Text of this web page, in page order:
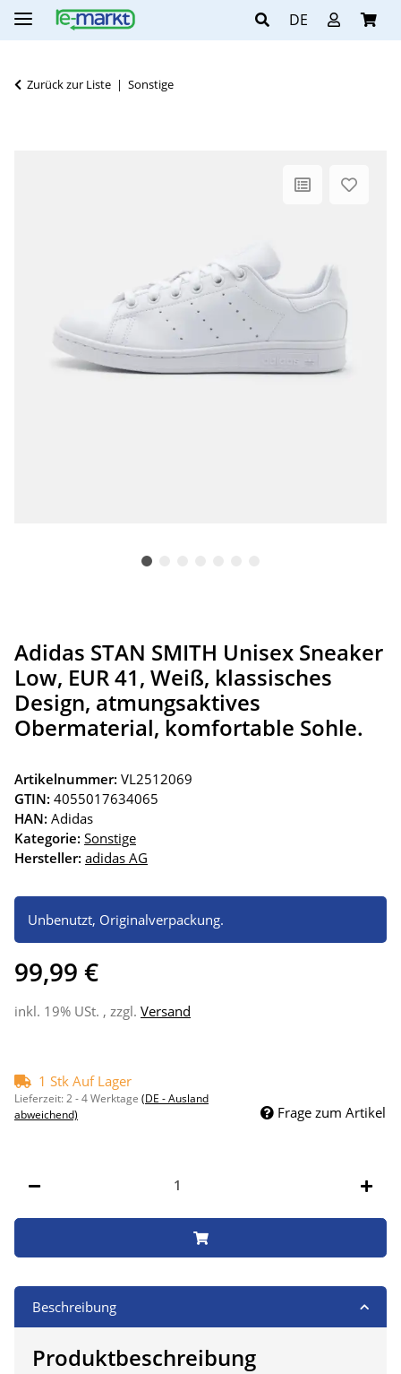
DE
Zurück zur Liste Sonstige
Adidas STAN SMITH Unisex Sneaker
Low, EUR 41, Weiß, klassisches
Design, atmungsaktives
Obermaterial, komfortable Sohle.
Artikelnummer: VL2512069
GTIN: 4055017634065
HAN: Adidas
Kategorie: Sonstige
Hersteller: adidas AG
Unbenutzt, Originalverpackung.
99,99 €
inkl. 19% USt. , zzgl. Versand
1 Stk Auf Lager
Lieferzeit:2 - 4 Werktage (DE - Ausland
abweichend)
Frage zum Artikel
Beschreibung
Produktbeschreibung